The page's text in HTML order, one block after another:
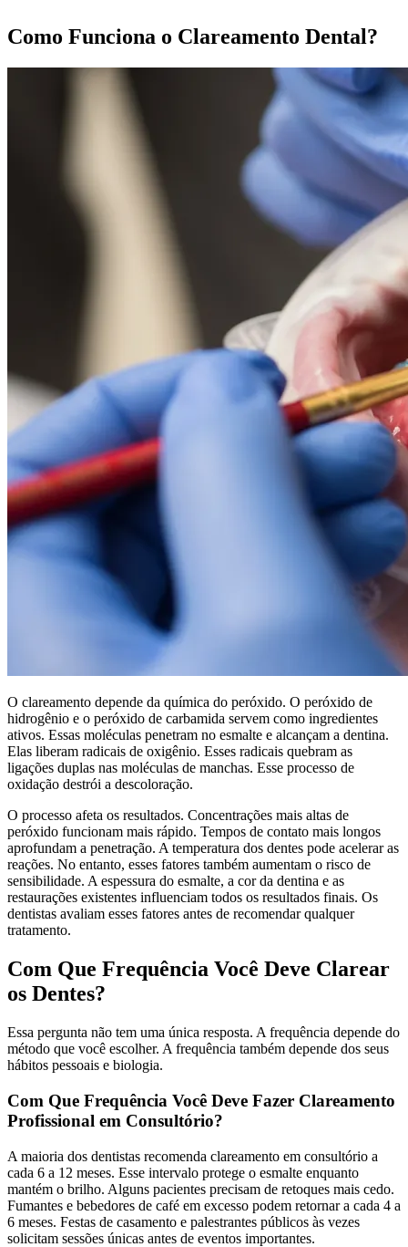
Como Funciona o Clareamento Dental?
O clareamento depende da química do peróxido. O peróxido de
hidrogênio e o peróxido de carbamida servem como ingredientes
ativos. Essas moléculas penetram no esmalte e alcançam a dentina.
Elas liberam radicais de oxigênio. Esses radicais quebram as
ligações duplas nas moléculas de manchas. Esse processo de
oxidação destrói a descoloração.
O processo afeta os resultados. Concentrações mais altas de
peróxido funcionam mais rápido. Tempos de contato mais longos
aprofundam a penetração. A temperatura dos dentes pode acelerar as
reações. No entanto, esses fatores também aumentam o risco de
sensibilidade. A espessura do esmalte, a cor da dentina e as
restaurações existentes influenciam todos os resultados finais. Os
dentistas avaliam esses fatores antes de recomendar qualquer
tratamento.
Com Que Frequência Você Deve Clarear
os Dentes?
Essa pergunta não tem uma única resposta. A frequência depende do
método que você escolher. A frequência também depende dos seus
hábitos pessoais e biologia.
Com Que Frequência Você Deve Fazer Clareamento
Profissional em Consultório?
A maioria dos dentistas recomenda clareamento em consultório a
cada 6 a 12 meses. Esse intervalo protege o esmalte enquanto
mantém o brilho. Alguns pacientes precisam de retoques mais cedo.
Fumantes e bebedores de café em excesso podem retornar a cada 4 a
6 meses. Festas de casamento e palestrantes públicos às vezes
solicitam sessões únicas antes de eventos importantes.